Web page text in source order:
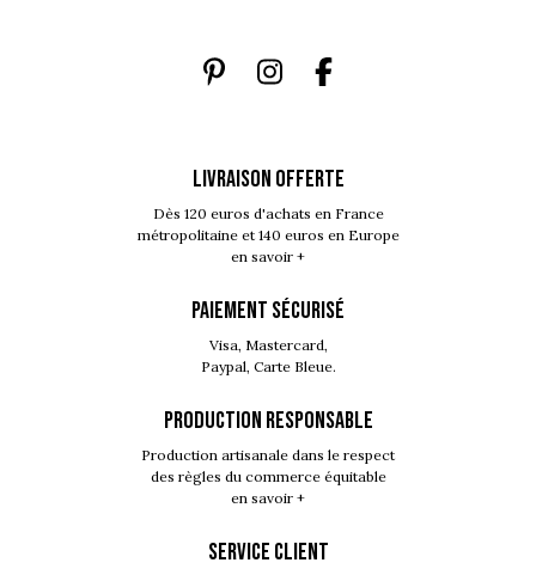
LIVRAISON OFFERTE
Dès 120 euros d'achats en France
métropolitaine et 140 euros en Europe
en savoir +
PAIEMENT SÉCURISÉ
Visa, Mastercard,
Paypal, Carte Bleue.
PRODUCTION RESPONSABLE
Production artisanale dans le respect
des règles du commerce équitable
en savoir +
SERVICE CLIENT